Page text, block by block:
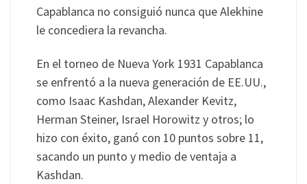
Capablanca no consiguió nunca que Alekhine
le concediera la revancha.
En el torneo de Nueva York 1931 Capablanca
se enfrentó a la nueva generación de EE.UU.,
como Isaac Kashdan, Alexander Kevitz,
Herman Steiner, Israel Horowitz y otros; lo
hizo con éxito, ganó con 10 puntos sobre 11,
sacando un punto y medio de ventaja a
Kashdan.